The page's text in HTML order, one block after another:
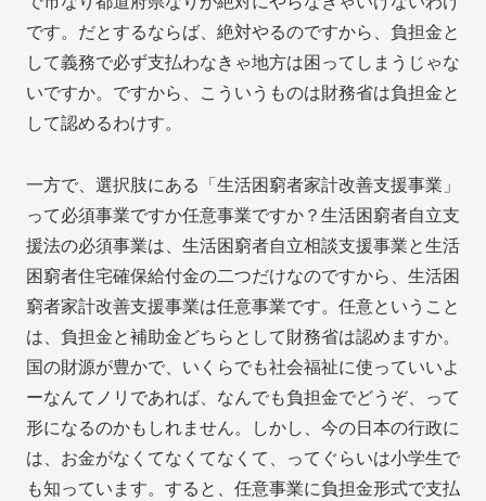
です。だとするならば、絶対やるのですから、負担金と
して義務で必ず支払わなきゃ地方は困ってしまうじゃな
いですか。ですから、こういうものは財務省は負担金と
して認めるわけす。
一方で、選択肢にある「生活困窮者家計改善支援事業」
って必須事業ですか任意事業ですか？生活困窮者自立支
援法の必須事業は、生活困窮者自立相談支援事業と生活
困窮者住宅確保給付金の二つだけなのですから、生活困
窮者家計改善支援事業は任意事業です。任意ということ
は、負担金と補助金どちらとして財務省は認めますか。
国の財源が豊かで、いくらでも社会福祉に使っていいよ
ーなんてノリであれば、なんでも負担金でどうぞ、って
形になるのかもしれません。しかし、今の日本の行政に
は、お金がなくてなくてなくて、ってぐらいは小学生で
も知っています。すると、任意事業に負担金形式で支払